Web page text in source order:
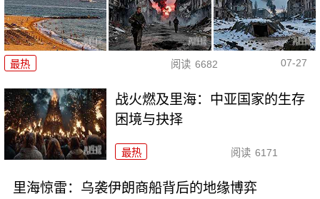
最热 阅读 6682 07-27
战火燃及里海：中亚国家的生存
困境与抉择
最热 阅读 6171
里海惊雷：乌袭伊朗商船背后的地缘博弈